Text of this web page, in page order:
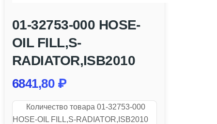
01-32753-000 HOSE-
OIL FILL,S-
RADIATOR,ISB2010
6841,80 ₽
Количество товара 01-32753-000
HOSE-OIL FILL,S-RADIATOR,ISB2010